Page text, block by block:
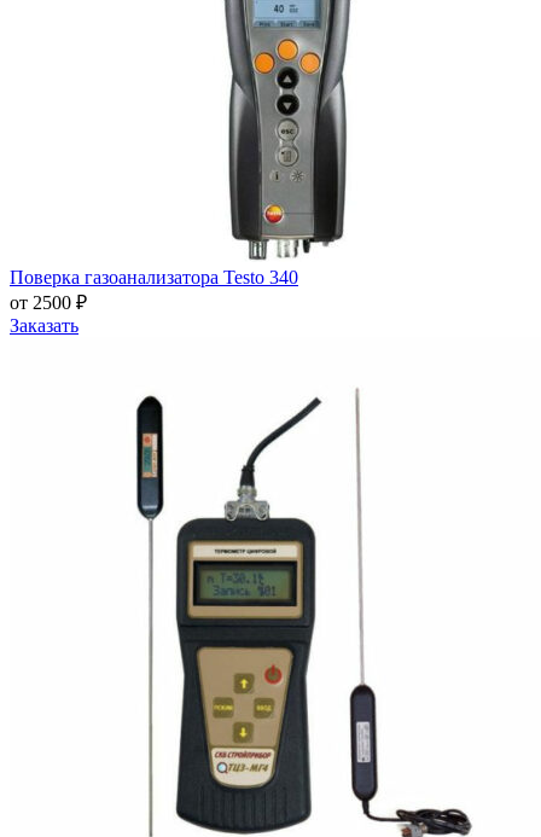
Поверка газоанализатора Testo 340
от 2500 ₽
Заказать